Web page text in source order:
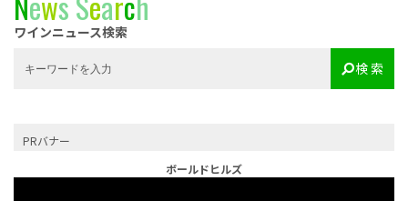
ワインニュース検索
検 索
PRバナー
ボールドヒルズ